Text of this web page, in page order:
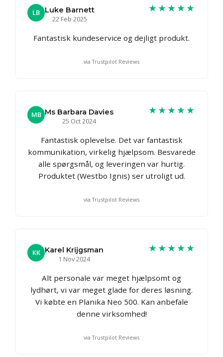
LB
Luke Barnett
22 Feb 2025
★★★★★
Fantastisk kundeservice og dejligt produkt.
via Trustpilot Reviews
MB Ms Barbara Davies
25 Oct 2024
★★★★★
Fantastisk oplevelse. Det var fantastisk
kommunikation, virkelig hjælpsom. Besvarede
alle spørgsmål, og leveringen var hurtig.
Produktet (Westbo Ignis) ser utroligt ud.
via Trustpilot Reviews
KK Karel Krijgsman
1 Nov 2024
★★★★★
Alt personale var meget hjælpsomt og
lydhørt, vi var meget glade for deres løsning.
Vi købte en Planika Neo 500. Kan anbefale
denne virksomhed!
via Trustpilot Reviews